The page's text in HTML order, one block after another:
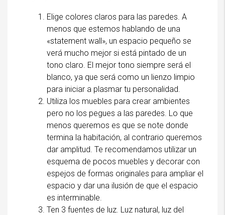
Elige colores claros para las paredes. A
menos que estemos hablando de una
«statement wall», un espacio pequeño se
verá mucho mejor si está pintado de un
tono claro. El mejor tono siempre será el
blanco, ya que será como un lienzo limpio
para iniciar a plasmar tu personalidad.
Utiliza los muebles para crear ambientes
pero no los pegues a las paredes. Lo que
menos queremos es que se note donde
termina la habitación, al contrario queremos
dar amplitud. Te recomendamos utilizar un
esquema de pocos muebles y decorar con
espejos de formas originales para ampliar el
espacio y dar una ilusión de que el espacio
es interminable.
Ten 3 fuentes de luz. Luz natural, luz del